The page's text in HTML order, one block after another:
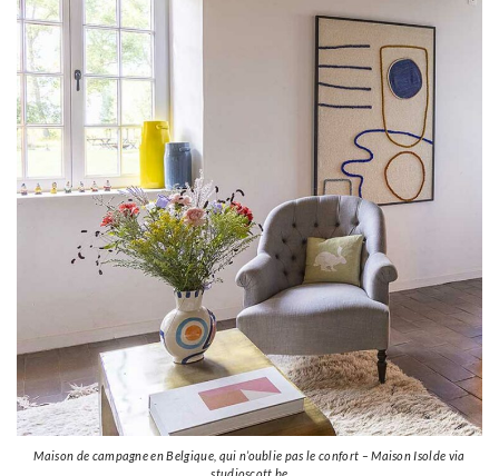
Maison de campagne en Belgique, qui n’oublie pas le confort – Maison Isolde via
studioscott.be